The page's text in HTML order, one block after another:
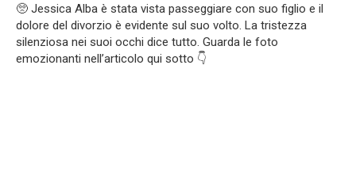
🥺 Jessica Alba è stata vista passeggiare con suo figlio e il
dolore del divorzio è evidente sul suo volto. La tristezza
silenziosa nei suoi occhi dice tutto. Guarda le foto
emozionanti nell’articolo qui sotto 👇